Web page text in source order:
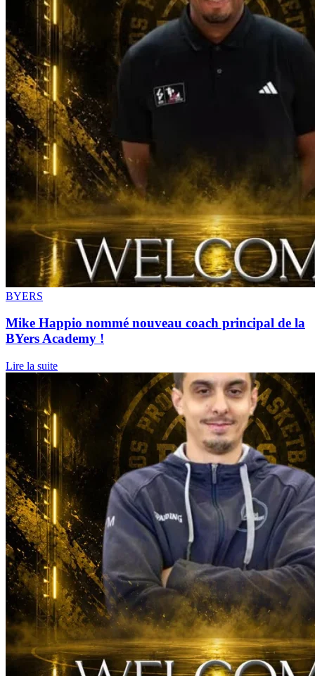
BYERS
Mike Happio nommé nouveau coach principal de la
BYers Academy !
Lire la suite